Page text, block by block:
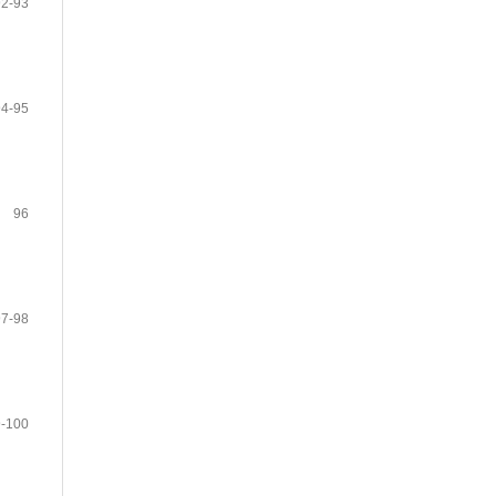
93
95
96
98
100